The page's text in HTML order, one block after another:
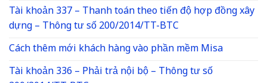
Tài khoản 337 – Thanh toán theo tiến độ hợp đồng xây
dựng – Thông tư số 200/2014/TT-BTC
Cách thêm mới khách hàng vào phần mềm Misa
Tài khoản 336 – Phải trả nội bộ – Thông tư số